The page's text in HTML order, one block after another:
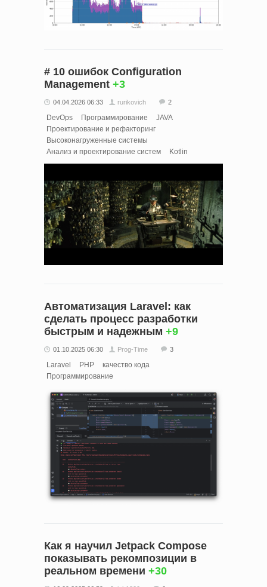
# 10 ошибок Configuration
Management +3
04.04.2026 06:33 rurikovich 2
DevOps Программирование
JAVA
Проектирование и рефакторинг
Высоконагруженные системы
Анализ и проектирование систем
Kotlin
Автоматизация Laravel: как
сделать процесс разработки
быстрым и надежным +9
01.10.2025 06:30 Prog-Time 3
Laravel PHP
качество кода
Программирование
Как я научил Jetpack Compose
показывать рекомпозиции в
реальном времени +30